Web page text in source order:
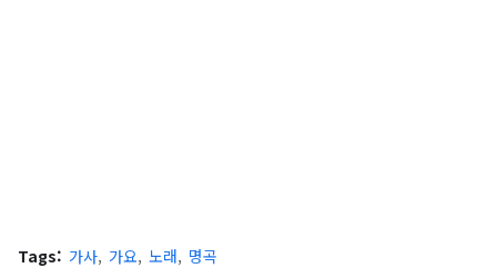
Tags: 가사 가요 노래 명곡